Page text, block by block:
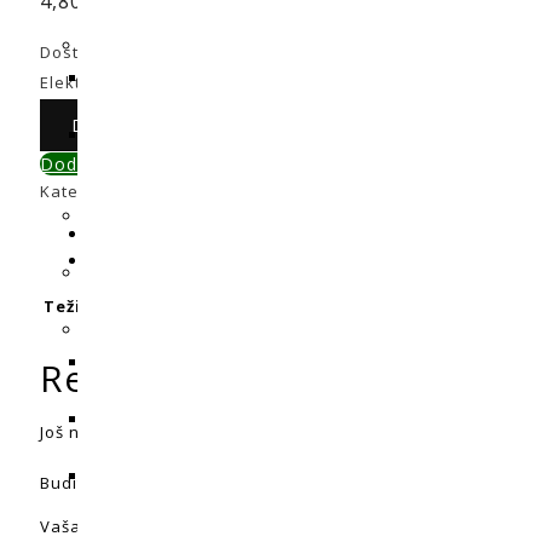
Dostupni:
Električni kabel s utikačem količina
Dodaj u košaricu
Dodaj u primerjavu
Kategorije:
Težina
Recenzije
Još nema recenzija.
Budite prvi koji će recenzirati “Električni kabel s utikačem”
Vaša adresa e-pošte neće biti objavljena.